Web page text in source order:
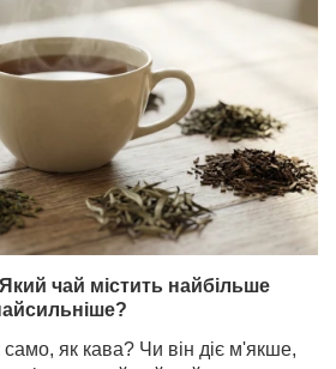
чай містить найбільше
як кава? Чи він діє м'якше,